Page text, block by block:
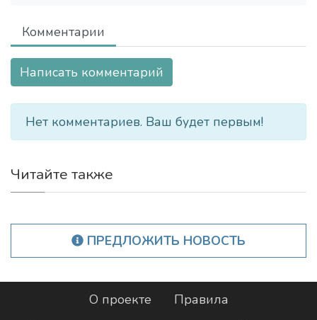
Комментарии
Написать комментарий
Нет комментариев. Ваш будет первым!
Читайте также
ПРЕДЛОЖИТЬ НОВОСТЬ
О проекте
Правила